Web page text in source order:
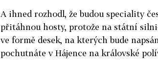
A ihned rozhodl, že budou specia­lity
přitáhnou hosty, protože na státní
ve formě desek, na kterých bude
pochutnáte v Hájence na královské